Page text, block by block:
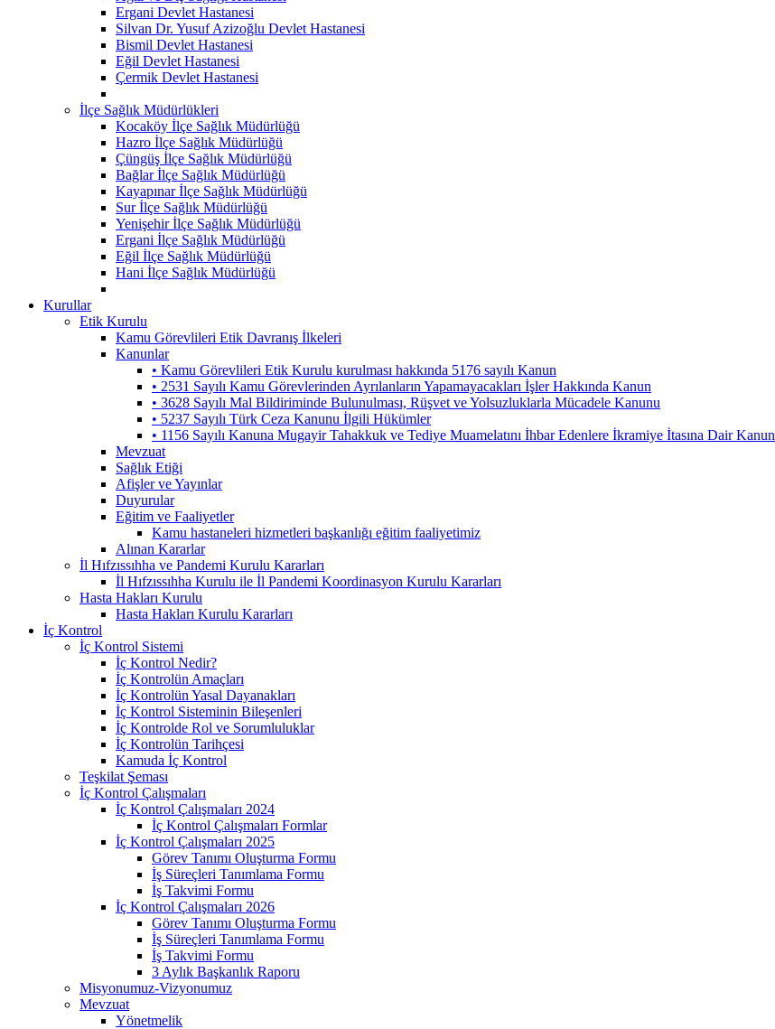
Ergani Devlet Hastanesi
Silvan Dr. Yusuf Azizoğlu Devlet Hastanesi
Bismil Devlet Hastanesi
Eğil Devlet Hastanesi
Çermik Devlet Hastanesi
İlçe Sağlık Müdürlükleri
Kocaköy İlçe Sağlık Müdürlüğü
Hazro İlçe Sağlık Müdürlüğü
Çüngüş İlçe Sağlık Müdürlüğü
Bağlar İlçe Sağlık Müdürlüğü
Kayapınar İlçe Sağlık Müdürlüğü
Sur İlçe Sağlık Müdürlüğü
Yenişehir İlçe Sağlık Müdürlüğü
Ergani İlçe Sağlık Müdürlüğü
Eğil İlçe Sağlık Müdürlüğü
Hani İlçe Sağlık Müdürlüğü
Kurullar
Etik Kurulu
Kamu Görevlileri Etik Davranış İlkeleri
Kanunlar
• Kamu Görevlileri Etik Kurulu kurulması hakkında 5176 sayılı Kanun
• 2531 Sayılı Kamu Görevlerinden Ayrılanların Yapamayacakları İşler Hakkında Kanun
• 3628 Sayılı Mal Bildiriminde Bulunulması, Rüşvet ve Yolsuzluklarla Mücadele Kanunu
• 5237 Sayılı Türk Ceza Kanunu İlgili Hükümler
• 1156 Sayılı Kanuna Mugayir Tahakkuk ve Tediye Muamelatını İhbar Edenlere İkramiye İtasına Dair Kanun
Mevzuat
Sağlık Etiği
Afişler ve Yayınlar
Duyurular
Eğitim ve Faaliyetler
Kamu hastaneleri hizmetleri başkanlığı eğitim faaliyetimiz
Alınan Kararlar
İl Hıfzıssıhha ve Pandemi Kurulu Kararları
İl Hıfzıssıhha Kurulu ile İl Pandemi Koordinasyon Kurulu Kararları
Hasta Hakları Kurulu
Hasta Hakları Kurulu Kararları
İç Kontrol
İç Kontrol Sistemi
İç Kontrol Nedir?
İç Kontrolün Amaçları
İç Kontrolün Yasal Dayanakları
İç Kontrol Sisteminin Bileşenleri
İç Kontrolde Rol ve Sorumluluklar
İç Kontrolün Tarihçesi
Kamuda İç Kontrol
Teşkilat Şeması
İç Kontrol Çalışmaları
İç Kontrol Çalışmaları 2024
İç Kontrol Çalışmaları Formlar
İç Kontrol Çalışmaları 2025
Görev Tanımı Oluşturma Formu
İş Süreçleri Tanımlama Formu
İş Takvimi Formu
İç Kontrol Çalışmaları 2026
Görev Tanımı Oluşturma Formu
İş Süreçleri Tanımlama Formu
İş Takvimi Formu
3 Aylık Başkanlık Raporu
Misyonumuz-Vizyonumuz
Mevzuat
Yönetmelik